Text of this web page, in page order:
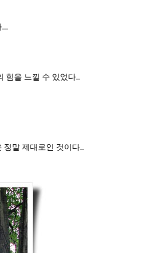
힘을 느낄 수 있었다..
정말 제대로인 것이다..